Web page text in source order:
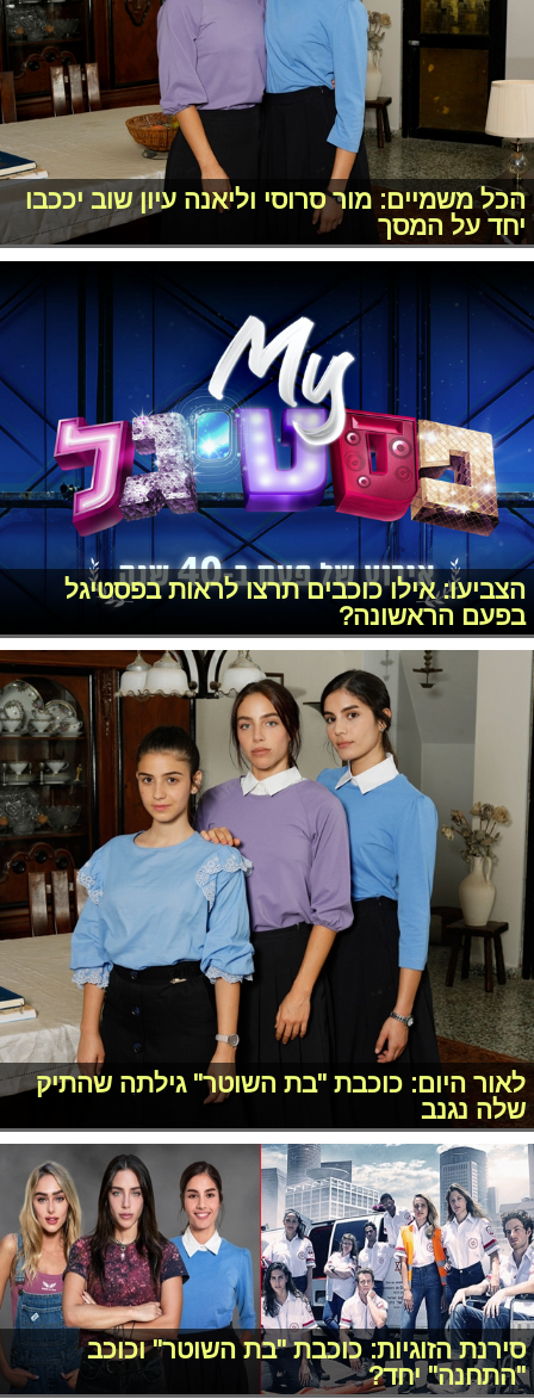
הכל משמיים: מור סרוסי וליאנה עיון שוב יככבו
יחד על המסך
הצביעו: אילו כוכבים תרצו לראות בפסטיגל
בפעם הראשונה?
לאור היום: כוכבת "בת השוטר" גילתה שהתיק
שלה נגנב
סירנת הזוגיות: כוכבת "בת השוטר" וכוכב
"התחנה" יחד?